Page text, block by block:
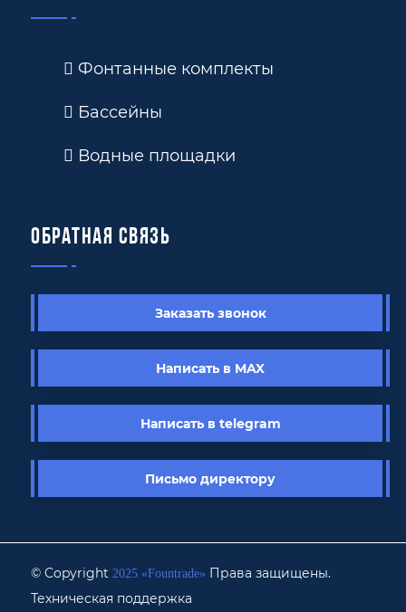
Фонтанные комплекты
Бассейны
Водные площадки
Обратная связь
Заказать звонок
Написать в MAX
Написать в telegram
Письмо директору
© Copyright 2025 «Fоuntrade» Права защищены.
Техническая поддержка